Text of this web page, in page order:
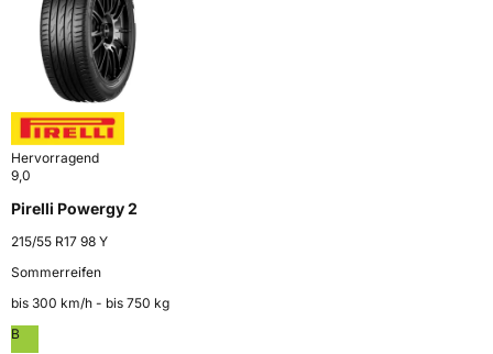
Hervorragend
9,0
Pirelli Powergy 2
215/55 R17 98 Y
Sommerreifen
bis 300 km⁠/⁠h - bis 750 kg
B